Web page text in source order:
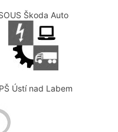
Škoda Auto
Ústí nad Labem